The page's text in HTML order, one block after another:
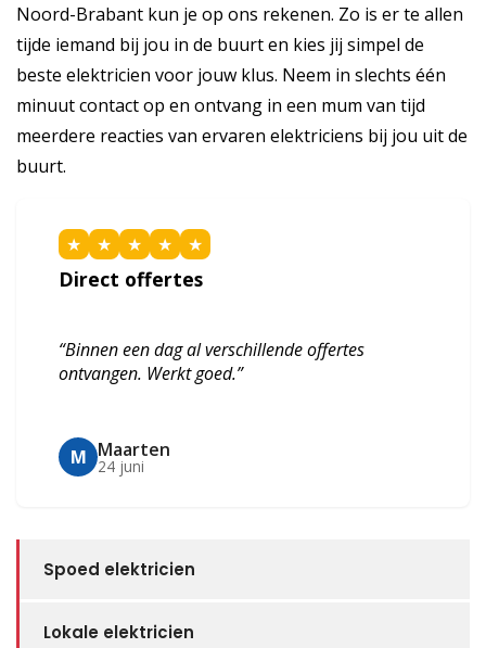
Noord-Brabant kun je op ons rekenen. Zo is er te allen
tijde iemand bij jou in de buurt en kies jij simpel de
beste elektricien voor jouw klus. Neem in slechts één
minuut contact op en ontvang in een mum van tijd
meerdere reacties van ervaren elektriciens bij jou uit de
buurt.
★ ★ ★ ★ ★
Direct offertes
“Binnen een dag al verschillende offertes
ontvangen. Werkt goed.”
M Maarten
24 juni
Spoed elektricien
Lokale elektricien